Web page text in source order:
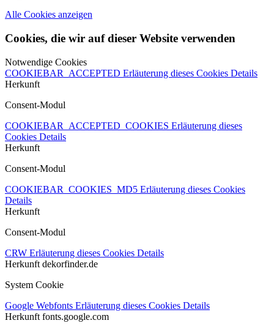
Alle Cookies anzeigen
Cookies, die wir auf dieser Website verwenden
Notwendige Cookies
COOKIEBAR_ACCEPTED Erläuterung dieses Cookies Details
Herkunft
Consent-Modul
COOKIEBAR_ACCEPTED_COOKIES Erläuterung dieses
Cookies Details
Herkunft
Consent-Modul
COOKIEBAR_COOKIES_MD5 Erläuterung dieses Cookies
Details
Herkunft
Consent-Modul
CRW Erläuterung dieses Cookies Details
Herkunft dekorfinder.de
System Cookie
Google Webfonts Erläuterung dieses Cookies Details
Herkunft fonts.google.com